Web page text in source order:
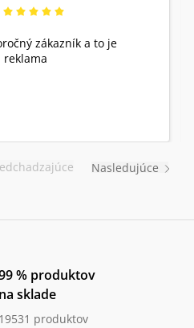
zákazník a to je
reklama
Nasledujúce
% produktov
na sklade
19531 produktov